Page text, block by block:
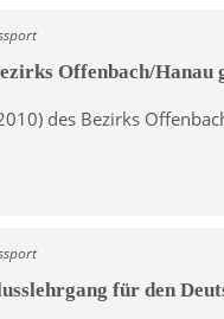
Offenbach/Hanau
des Bezirks
für den